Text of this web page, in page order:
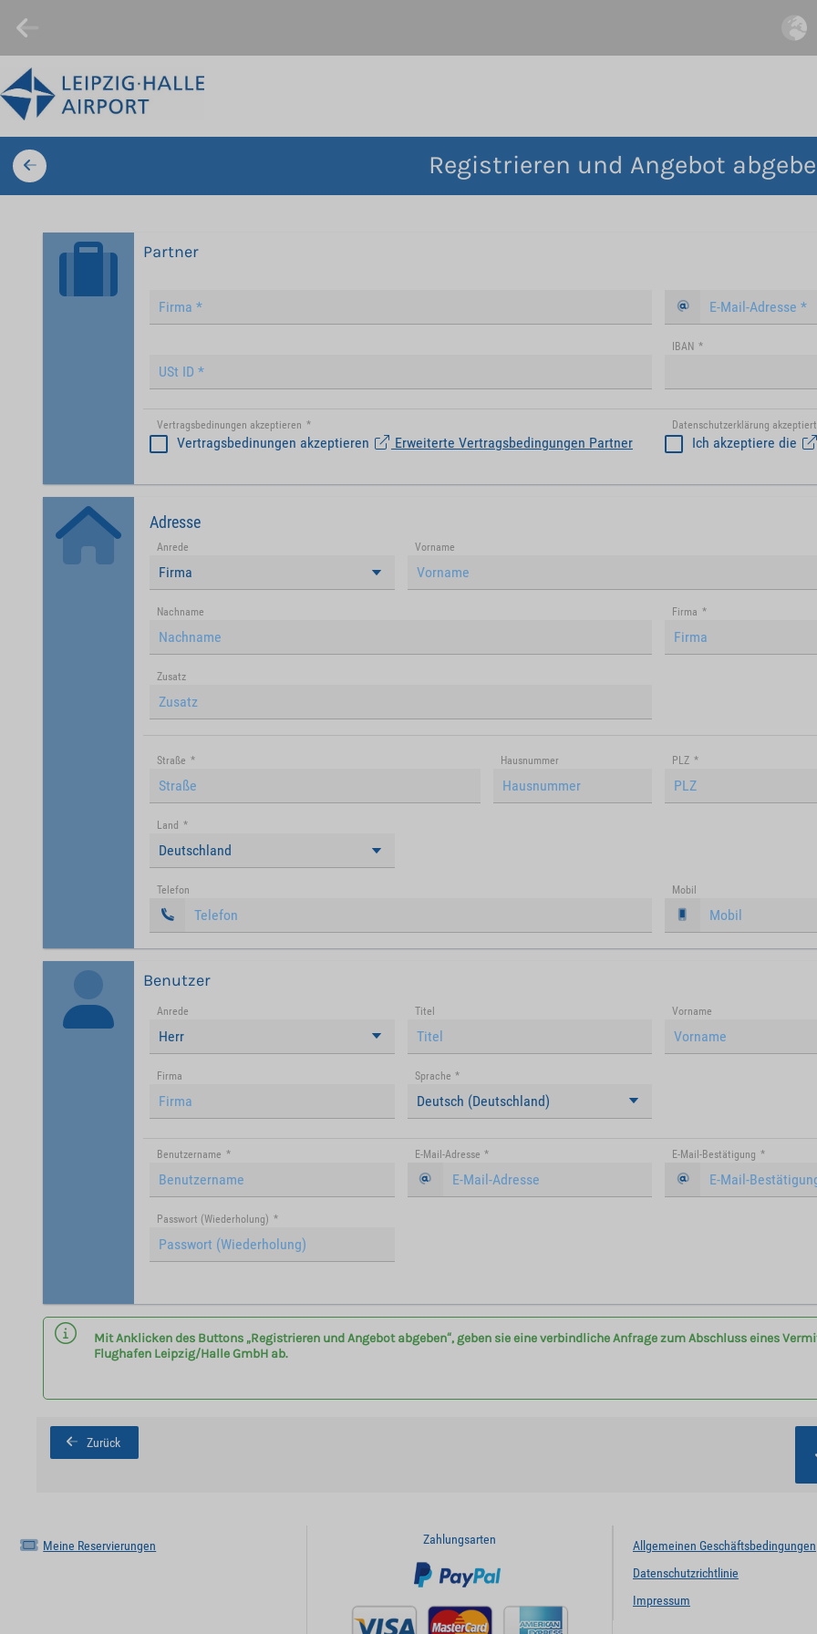
Registrieren und Angebot
Partner
IBAN *
Vertragsbedinungen akzeptieren *
Vertragsbedinungen akzeptieren Erweiterte Vertragsbedingungen Partner
Datenschutzerklärung akzeptiert
Ich akzeptiere die
Adresse
Anrede
Firma
Vorname
Nachname Firma *
Zusatz
Straße * Hausnummer PLZ *
Land *
Deutschland
Telefon Mobil
Benutzer
Anrede
Herr
Titel Vorname
Firma Sprache *
Deutsch (Deutschland)
Benutzername * E-Mail-Adresse * E-Mail-Bestätigung *
Passwort (Wiederholung) *
Mit Anklicken des Buttons „Registrieren und Angebot abgeben“, geben sie eine verbindliche Anfrage zum Abschluss eines
Flughafen Leipzig/Halle GmbH ab.
Zurück
Meine Reservierungen Zahlungsarten
Allgemeinen Geschäftsbedingungen
Datenschutzrichtlinie
Impressum